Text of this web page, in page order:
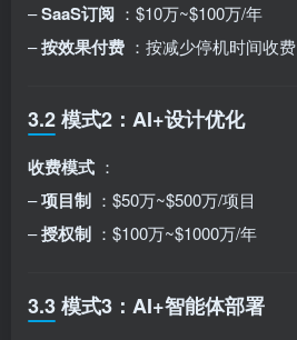
–SaaS订阅 ：$10万~$100万/年
–按效果付费 ：按减少停机时间收费
3.2 模式2：AI+设计优化
收费模式 ：
–项目制 ：$50万~$500万/项目
–授权制 ：$100万~$1000万/年
3.3 模式3：AI+智能体部署